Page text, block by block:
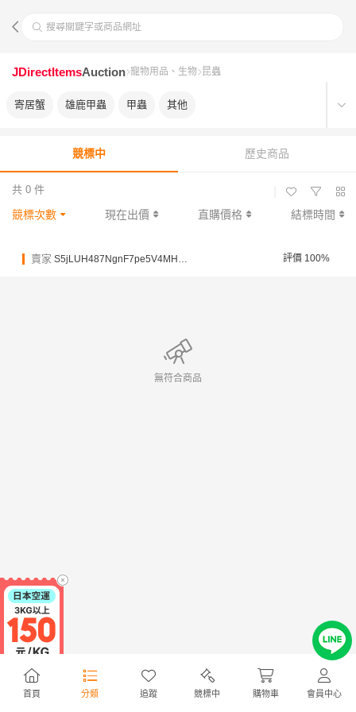
搜尋關鍵字或商品網址
首頁 分類 追蹤 競標中 購物車 會員中心
JDirectItemsAuction 寵物用品、生物 昆蟲
寄居蟹 雄鹿甲蟲 甲蟲 其他
競標中 歷史商品
共 0 件
競標次數 現在出價 直購價格 結標時間
賣家 S5jLUH487NgnF7pe5V4MHQCRssoy 評價 100%
無符合商品